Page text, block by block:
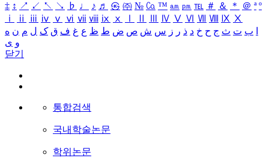
‡ ↕ ↗ ↙ ↖ ↘ ♭ ♩ ♪ ♬ ㉿ ㈜ № ㏇ ™ ㏂ ㏘ ℡ ＃ ＆ ＊ ＠ ª º
ⅰ
ⅱ ⅲ ⅳ ⅴ ⅵ ⅶ ⅷ ⅸ ⅹ Ⅳ Ⅴ Ⅵ Ⅶ Ⅷ Ⅸ Ⅹ
ب ت ث ج ح خ د ذ ر ز س ش ص ض ط ظ ع غ ف ق ک ل م ن ه
و ی
닫기
통합검색
국내학술논문
학위논문